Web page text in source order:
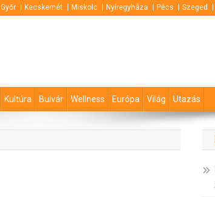
Győr Kecskemét Miskolc Nyíregyháza Pécs Szeged
Kultúra Bulvár Wellness Európa Világ Utazás